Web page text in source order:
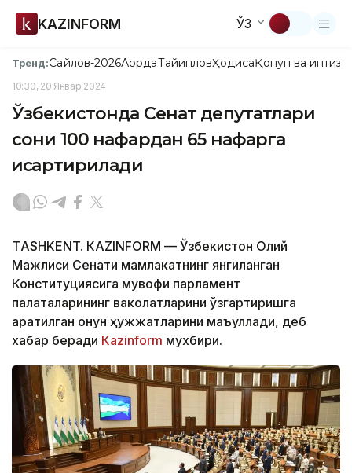
KAZINFORM ЎЗ
Тренд:Сайлов-2026АқордаТайинловҲодисаҚонун ва
10:30, 20 Январ 2024
Ўзбекистонда Сенат депутатлари
сони 100 нафардан 65 нафарга
қисқартирилади
ТASHKENT. КАZINFORM — Ўзбекистон Олий
Мажлиси Сенати мамлакатнинг янгиланган
Конституциясига мувофиқ парламент
палаталарининг ваколатларини ўзгартиришга
қаратилган қонун ҳужжатларини маъқуллади, деб
хабар беради Кazinform мухбири.